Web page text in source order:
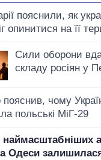
пояснили, як
опинитися на її
Сили оборони
складу росіян у
пояснив, чому
польські МіГ-29
Одеси